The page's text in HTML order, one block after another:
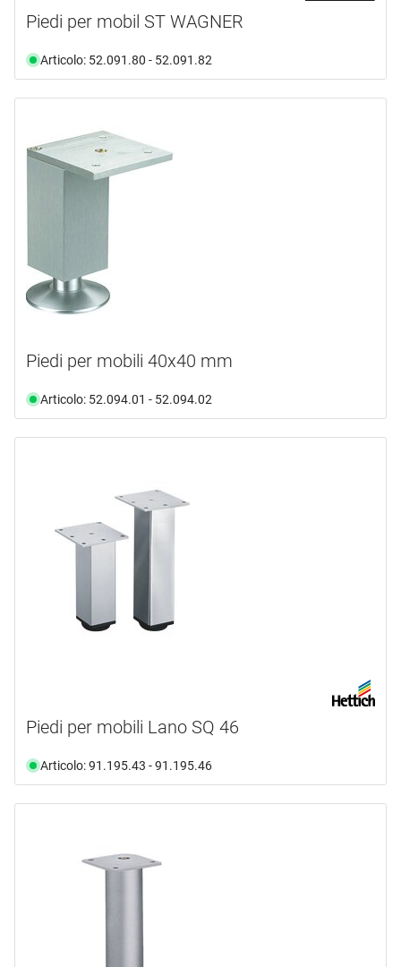
Piedi per mobil ST WAGNER
Articolo: 52.091.80 - 52.091.82
Piedi per mobili 40x40 mm
Articolo: 52.094.01 - 52.094.02
Piedi per mobili Lano SQ 46
Articolo: 91.195.43 - 91.195.46